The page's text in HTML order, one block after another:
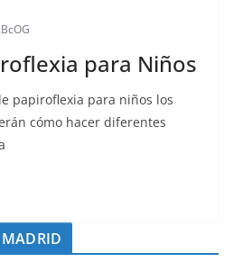
para Niños
papiroflexia para niños los
cómo hacer diferentes